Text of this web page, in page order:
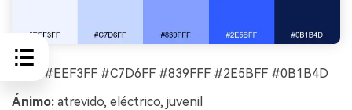
#EEF3FF #C7D6FF #839FFF #2E5BFF #0B1B4D
Ánimo: atrevido, eléctrico, juvenil